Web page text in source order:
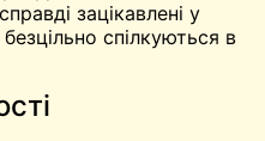
зацікавлені у
спілкуються в